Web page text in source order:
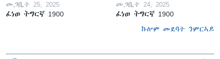
መጋቢት 25, 2025
ፈነወ ትግርኛ 1900
መጋቢት 24, 2025
ፈነወ ትግርኛ 1900
ኩሎም መደባት ንምርኣይ